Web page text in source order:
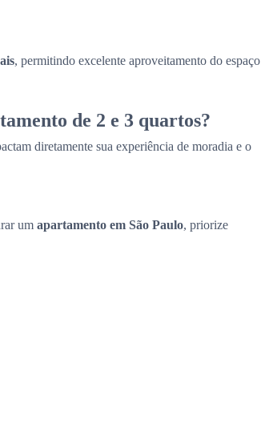
, permitindo excelente aproveitamento do espaço
de 2 e 3 quartos?
diretamente sua experiência de moradia e o
um apartamento em São Paulo, priorize